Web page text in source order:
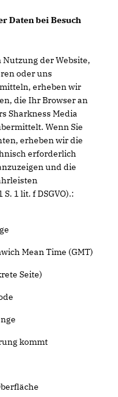
Daten bei Besuch
der Website,
oder uns
erheben wir
die Ihr Browser an
Sharkness Media
Wenn Sie
erheben wir die
erforderlich
und die
1 lit. f DSGVO).:
Mean Time (GMT)
Seite)
kommt